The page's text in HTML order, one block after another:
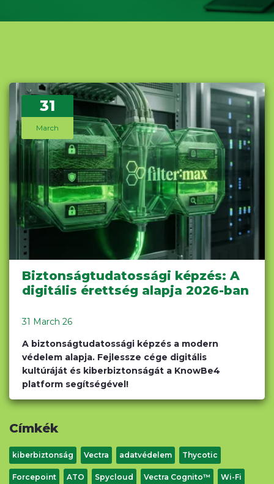
31
March
Biztonságtudatossági képzés: A
digitális érettség alapja 2026-ban
31 March 26
A biztonságtudatossági képzés a modern
védelem alapja. Fejlessze cége digitális
kultúráját és kiberbiztonságát a KnowBe4
platform segítségével!
Címkék
kiberbiztonság Vectra adatvédelem Thycotic
Forcepoint ATO Spycloud Vectra Cognito™ Wi-Fi